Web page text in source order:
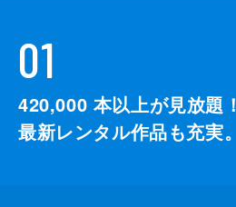
01
420,000 本以上が見放題！
最新レンタル作品も充実。